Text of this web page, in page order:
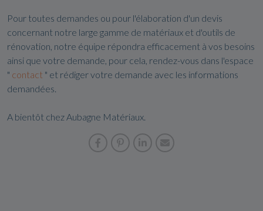
Pour toutes demandes ou pour l'élaboration d'un devis
concernant notre large gamme de matériaux et d'outils de
rénovation, notre équipe répondra efficacement à vos besoins
ainsi que votre demande, pour cela, rendez-vous dans l'espace
" contact " et rédiger votre demande avec les informations
demandées.
A bientôt chez Aubagne Matériaux.